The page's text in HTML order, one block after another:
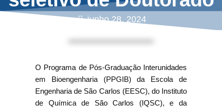
junho 28, 2024
O Programa de Pós-Graduação Interunidades
em Bioengenharia (PPGIB) da Escola de
Engenharia de São Carlos (EESC), do Instituto
de Química de São Carlos (IQSC), e da